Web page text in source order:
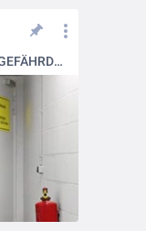
ATEX-TÜREN FÜR EXPLOSIONSGEFÄHRDETE UMGEBUNGEN